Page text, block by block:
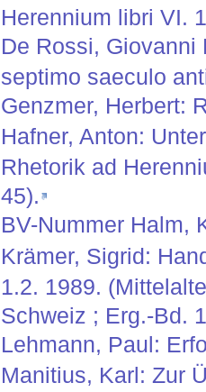
Herennium libri VI.
De Rossi,
septimo saeculo
Genzmer, Herbert:
Hafner, Anton:
Rhetorik ad
45).
BV-Nummer Halm,
Krämer, Sigrid:
1.2. 1989.
Schweiz ; Erg.-Bd.
Lehmann, Paul:
Manitius, Karl: Zur